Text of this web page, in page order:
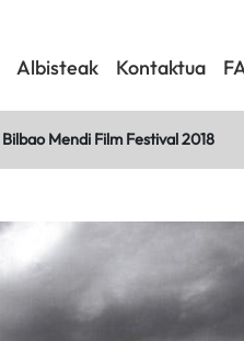
Albisteak Kontaktua
Bilbao Mendi Film Festival 2018